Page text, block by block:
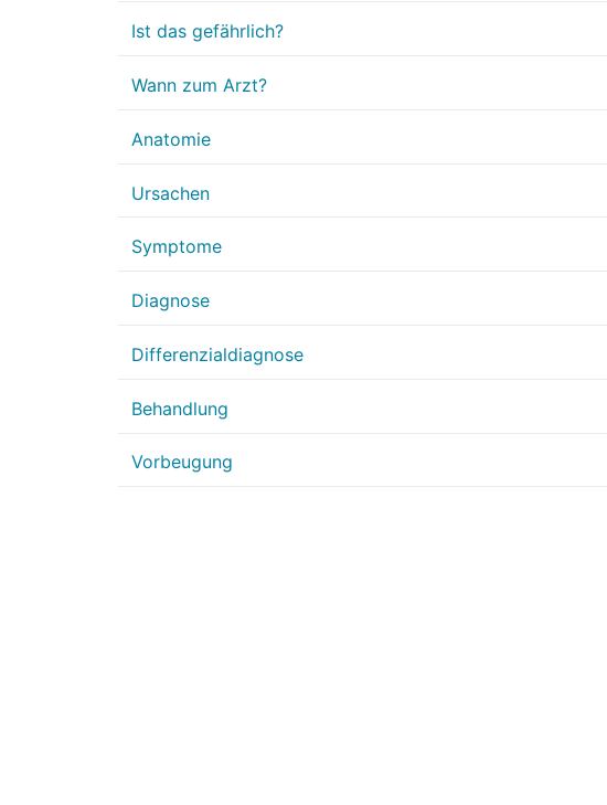
Ist das gefährlich?
Wann zum Arzt?
Anatomie
Ursachen
Symptome
Diagnose
Differenzialdiagnose
Behandlung
Vorbeugung